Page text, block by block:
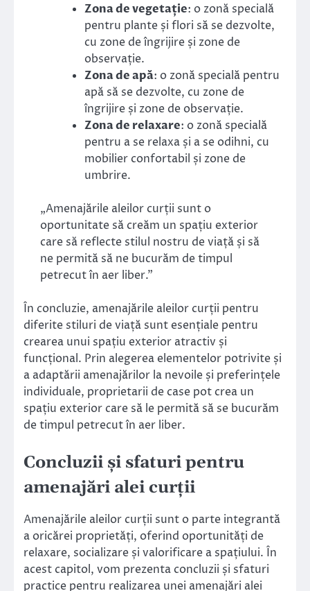
Zona de vegetație: o zonă specială
pentru plante și flori să se dezvolte,
cu zone de îngrijire și zone de
observație.
Zona de apă: o zonă specială pentru
apă să se dezvolte, cu zone de
îngrijire și zone de observație.
Zona de relaxare: o zonă specială
pentru a se relaxa și a se odihni, cu
mobilier confortabil și zone de
umbrire.
„Amenajările aleilor curții sunt o
oportunitate să creăm un spațiu exterior
care să reflecte stilul nostru de viață și să
ne permită să ne bucurăm de timpul
petrecut în aer liber.”
În concluzie, amenajările aleilor curții pentru
diferite stiluri de viață sunt esențiale pentru
crearea unui spațiu exterior atractiv și
funcțional. Prin alegerea elementelor potrivite și
a adaptării amenajărilor la nevoile și preferințele
individuale, proprietarii de case pot crea un
spațiu exterior care să le permită să se bucurăm
de timpul petrecut în aer liber.
Concluzii și sfaturi pentru
amenajări alei curții
Amenajările aleilor curții sunt o parte integrantă
a oricărei proprietăți, oferind oportunități de
relaxare, socializare și valorificare a spațiului. În
acest capitol, vom prezenta concluzii și sfaturi
practice pentru realizarea unei amenajări alei